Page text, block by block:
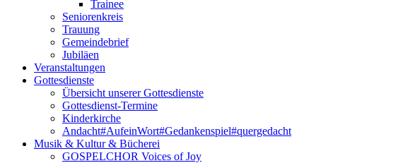
Trainee
Seniorenkreis
Trauung
Gemeindebrief
Jubiläen
Veranstaltungen
Gottesdienste
Übersicht unserer Gottesdienste
Gottesdienst-Termine
Kinderkirche
Andacht#AufeinWort#Gedankenspiel#quergedacht
Musik & Kultur & Bücherei
GOSPELCHOR Voices of Joy